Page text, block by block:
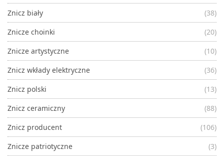
Znicz biały
(38)
Znicze choinki
(20)
Znicze artystyczne
(10)
Znicz wkłady elektryczne
(36)
Znicz polski
(13)
Znicz ceramiczny
(88)
Znicz producent
(106)
Znicze patriotyczne
(3)